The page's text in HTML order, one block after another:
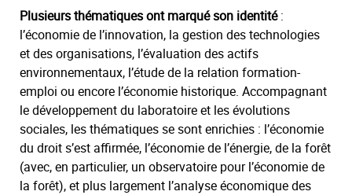
Plusieurs thématiques ont marqué son identité:
l’économie de l’innovation, la gestion des technologies
et des organisations, l’évaluation des actifs
environnementaux, l’étude de la relation formation-
emploi ou encore l’économie historique. Accompagnant
le développement du laboratoire et les évolutions
sociales, les thématiques se sont enrichies : l’économie
du droit s’est affirmée, l’économie de l’énergie, de la forêt
(avec, en particulier, un observatoire pour l’économie de
la forêt), et plus largement l’analyse économique des